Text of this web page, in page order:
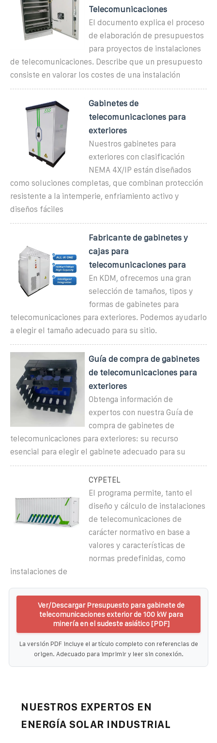
Telecomunicaciones
El documento explica el proceso
de elaboración de presupuestos
para proyectos de instalaciones
de telecomunicaciones. Describe que un presupuesto
consiste en valorar los costes de una instalación
Gabinetes de
telecomunicaciones para
exteriores
Nuestros gabinetes para
exteriores con clasificación
NEMA 4X/IP están diseñados
como soluciones completas, que combinan protección
resistente a la intemperie, enfriamiento activo y
diseños fáciles
Fabricante de gabinetes y
cajas para
telecomunicaciones para
En KDM, ofrecemos una gran
selección de tamaños, tipos y
formas de gabinetes para
telecomunicaciones para exteriores. Podemos ayudarlo
a elegir el tamaño adecuado para su sitio.
Guía de compra de gabinetes
de telecomunicaciones para
exteriores
Obtenga información de
expertos con nuestra Guía de
compra de gabinetes de
telecomunicaciones para exteriores: su recurso
esencial para elegir el gabinete adecuado para su
CYPETEL
El programa permite, tanto el
diseño y cálculo de instalaciones
de telecomunicaciones de
carácter normativo en base a
valores y características de
normas predefinidas, como
instalaciones de
Ver/Descargar Presupuesto para gabinete de
telecomunicaciones exterior de 100 kW para
minería en el sudeste asiático [PDF]
La versión PDF incluye el artículo completo con referencias de
origen. Adecuado para imprimir y leer sin conexión.
NUESTROS EXPERTOS EN
ENERGÍA SOLAR INDUSTRIAL